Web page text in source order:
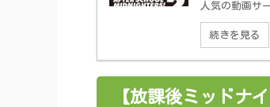
人気の動画サ
続きを見る
【放課後ミッドナ